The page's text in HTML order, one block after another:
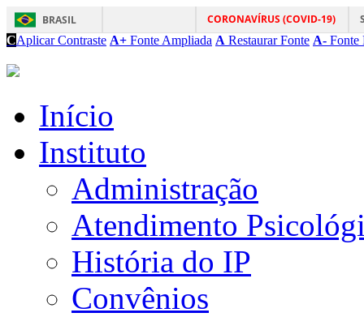
BRASIL CORONAVÍRUS (COVID-19)
CAplicar Contraste A+ Fonte Ampliada A Restaurar Fonte A- Fonte
Início
Instituto
Administração
Atendimento
História do IP
Convênios